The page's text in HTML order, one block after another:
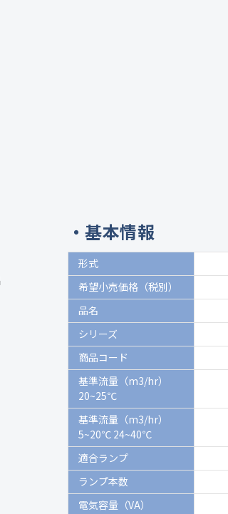
基本情報
形式
希望小売価格（税別）
品名
シリーズ
商品コード
基準流量（m3/hr）
20~25℃
基準流量（m3/hr）
5~20℃ 24~40℃
適合ランプ
ランプ本数
電気容量（VA）